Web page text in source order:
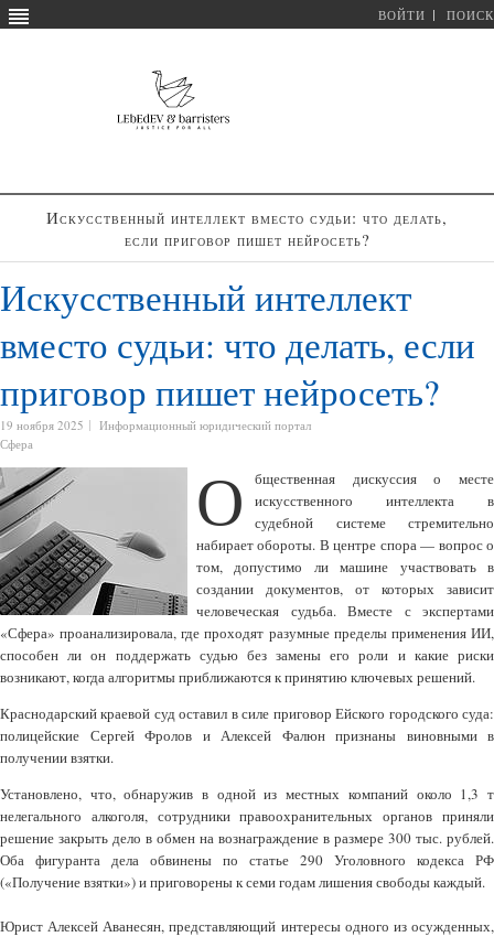
ВОЙТИ ПОИСК
Искусственный интеллект вместо судьи: что делать,
если приговор пишет нейросеть?
Искусственный интеллект
вместо судьи: что делать, если
приговор пишет нейросеть?
19 ноября 2025
Информационный юридический портал
Сфера
О
бщественная дискуссия о месте
искусственного интеллекта в
судебной системе стремительно
набирает обороты. В центре спора — вопрос о
том, допустимо ли машине участвовать в
создании документов, от которых зависит
человеческая судьба. Вместе с экспертами
«Сфера» проанализировала, где проходят разумные пределы применения ИИ,
способен ли он поддержать судью без замены его роли и какие риски
возникают, когда алгоритмы приближаются к принятию ключевых решений.
Краснодарский краевой суд оставил в силе приговор Ейского городского суда:
полицейские Сергей Фролов и Алексей Фалюн признаны виновными в
получении взятки.
Установлено, что, обнаружив в одной из местных компаний около 1,3 т
нелегального алкоголя, сотрудники правоохранительных органов приняли
решение закрыть дело в обмен на вознаграждение в размере 300 тыс. рублей.
Оба фигуранта дела обвинены по статье 290 Уголовного кодекса РФ
(«Получение взятки») и приговорены к семи годам лишения свободы каждый.
Юрист Алексей Аванесян, представляющий интересы одного из осужденных,